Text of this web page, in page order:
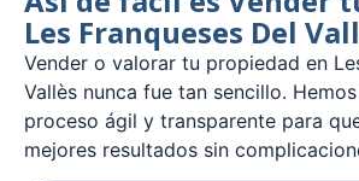
Les Franqueses Del
Vender o valorar tu propiedad en
Vallès nunca fue tan sencillo.
proceso ágil y transparente para
mejores resultados sin